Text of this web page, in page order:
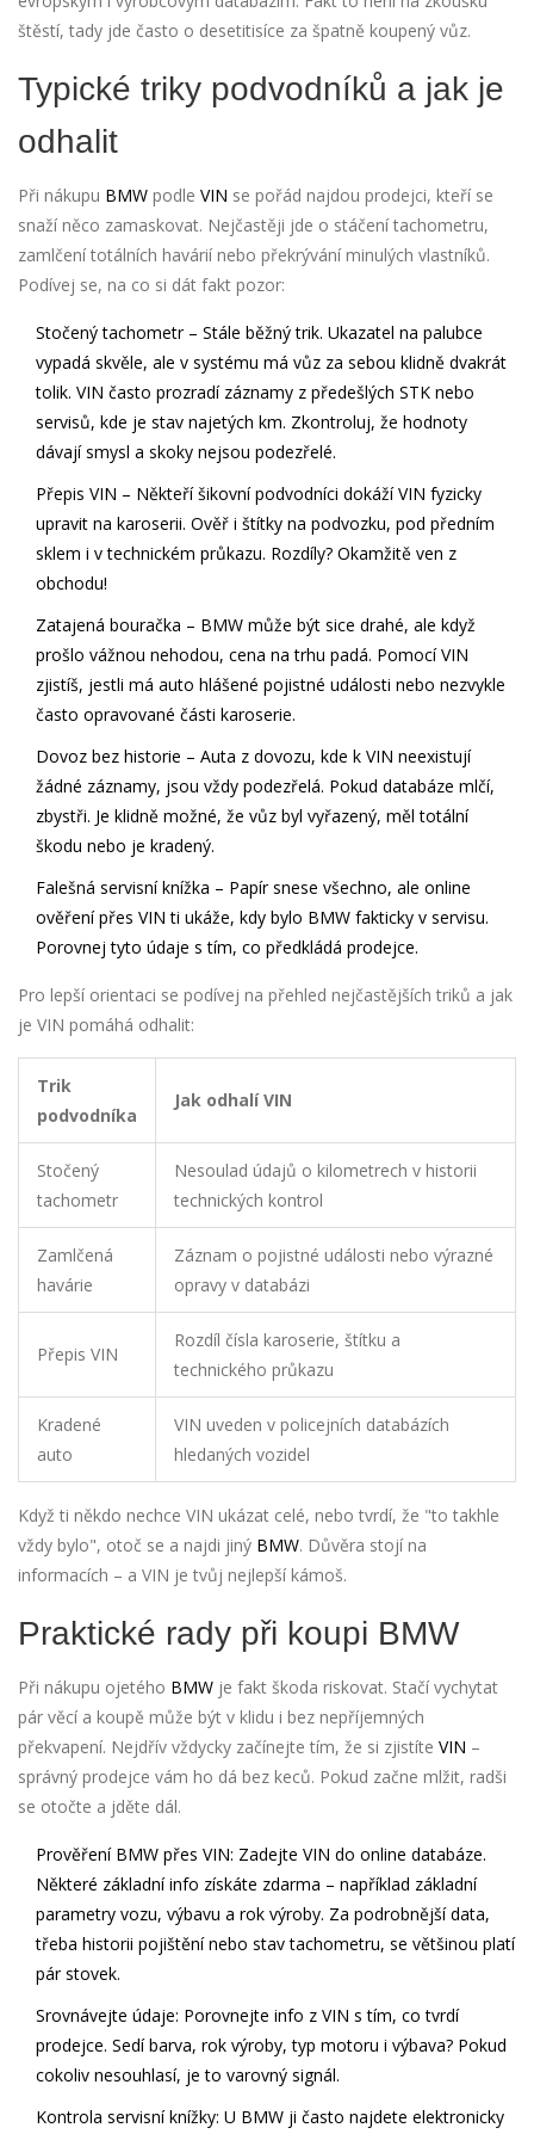
štěstí, tady jde často o desetitisíce za špatně koupený vůz.
Typické triky podvodníků a jak je
odhalit
Při nákupu BMW podle VIN se pořád najdou prodejci, kteří se
snaží něco zamaskovat. Nejčastěji jde o stáčení tachometru,
zamlčení totálních havárií nebo překrývání minulých vlastníků.
Podívej se, na co si dát fakt pozor:
Stočený tachometr– Stále běžný trik. Ukazatel na palubce
vypadá skvěle, ale v systému má vůz za sebou klidně dvakrát
tolik. VIN často prozradí záznamy z předešlých STK nebo
servisů, kde je stav najetých km. Zkontroluj, že hodnoty
dávají smysl a skoky nejsou podezřelé.
Přepis VIN – Někteří šikovní podvodníci dokáží VIN fyzicky
upravit na karoserii. Ověř i štítky na podvozku, pod předním
sklem i v technickém průkazu. Rozdíly? Okamžitě ven z
obchodu!
Zatajená bouračka – BMW může být sice drahé, ale když
prošlo vážnou nehodou, cena na trhu padá. Pomocí VIN
zjistíš, jestli má auto hlášené pojistné události nebo nezvykle
často opravované části karoserie.
Dovoz bez historie – Auta z dovozu, kde k VIN neexistují
žádné záznamy, jsou vždy podezřelá. Pokud databáze mlčí,
zbystři. Je klidně možné, že vůz byl vyřazený, měl totální
škodu nebo je kradený.
Falešná servisní knížka – Papír snese všechno, ale online
ověření přes VIN ti ukáže, kdy bylo BMW fakticky v servisu.
Porovnej tyto údaje s tím, co předkládá prodejce.
Pro lepší orientaci se podívej na přehled nejčastějších triků a jak
je VIN pomáhá odhalit:
Trik
podvodníka
Jak odhalí VIN
Stočený
tachometr
Nesoulad údajů o kilometrech v historii
technických kontrol
Zamlčená
havárie
Záznam o pojistné události nebo výrazné
opravy v databázi
Přepis VIN
Rozdíl čísla karoserie, štítku a
technického průkazu
Kradené
auto
VIN uveden v policejních databázích
hledaných vozidel
Když ti někdo nechce VIN ukázat celé, nebo tvrdí, že "to takhle
vždy bylo", otoč se a najdi jiný BMW. Důvěra stojí na
informacích – a VIN je tvůj nejlepší kámoš.
Praktické rady při koupi BMW
Při nákupu ojetého BMW je fakt škoda riskovat. Stačí vychytat
pár věcí a koupě může být v klidu i bez nepříjemných
překvapení. Nejdřív vždycky začínejte tím, že si zjistíte VIN –
správný prodejce vám ho dá bez keců. Pokud začne mlžit, radši
se otočte a jděte dál.
Prověření BMW přes VIN: Zadejte VIN do online databáze.
Některé základní info získáte zdarma – například základní
parametry vozu, výbavu a rok výroby. Za podrobnější data,
třeba historii pojištění nebo stav tachometru, se většinou platí
pár stovek.
Srovnávejte údaje: Porovnejte info z VIN s tím, co tvrdí
prodejce. Sedí barva, rok výroby, typ motoru i výbava? Pokud
cokoliv nesouhlasí, je to varovný signál.
Kontrola servisní knížky: U BMW ji často najdete elektronicky